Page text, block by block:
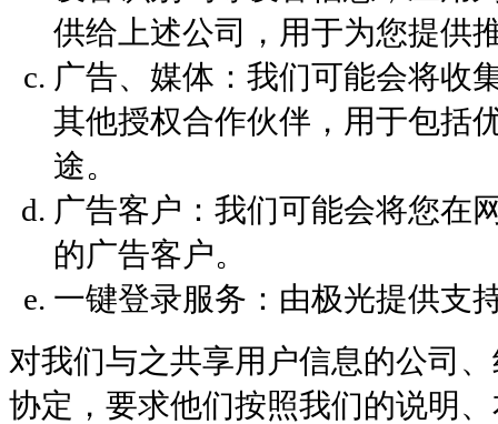
供给上述公司，用于为您提供
广告、媒体：我们可能会将收
其他授权合作伙伴，用于包括
途。
广告客户：我们可能会将您在
的广告客户。
一键登录服务：由极光提供支
对我们与之共享用户信息的公司
协定，要求他们按照我们的说明